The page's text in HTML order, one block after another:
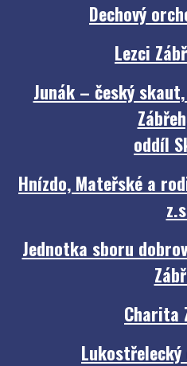
Dechový
Lezci
Junák – český
oddíl
Hnízdo, Mateřské a
Jednotka sboru
Charita